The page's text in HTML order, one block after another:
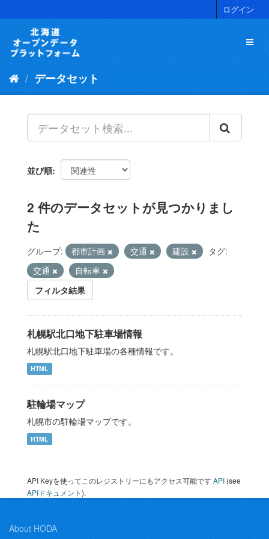
キ
ログイン
データセット
並び順
2 件のデータセットが見つかりまし
た
グループ: 都市計画 交通 建設
タグ:
交通
自転車
フィルタ結果
札幌駅北口地下駐車場情報
札幌駅北口地下駐車場の各種情報です。
HTML
駐輪場マップ
札幌市の駐輪場マップです。
HTML
API Keyを使ってこのレジストリーにもアクセス可能ですAPI (see
APIドキュメント).
About HODA